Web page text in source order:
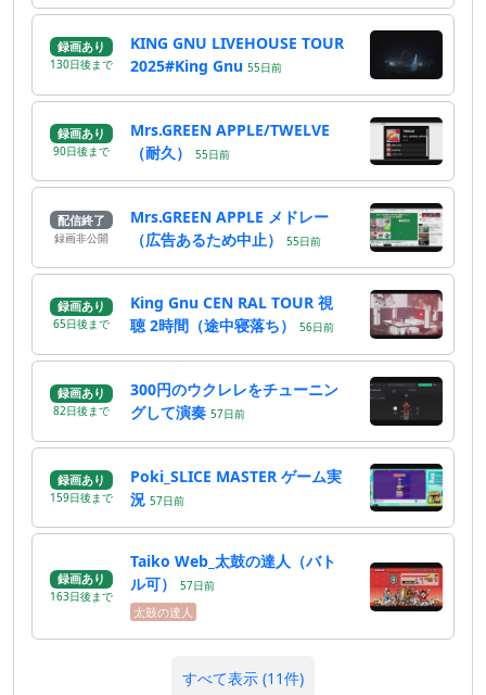
録画あり
130日後 まで
KING GNU LIVEHOUSE TOUR
2025#King Gnu 55日前
録画あり
90日後 まで
Mrs.GREEN APPLE/TWELVE
（耐久）
55日前
配信終了
録画非公開
Mrs.GREEN APPLE メドレー
（広告あるため中止）
55日前
録画あり
65日後 まで
King Gnu CEN RAL TOUR 視
聴 2時間（途中寝落ち）
56日前
録画あり
82日後 まで
300円のウクレレをチューニン
グして演奏 57日前
録画あり
159日後 まで
Poki_SLICE MASTER ゲーム実
況 57日前
録画あり
163日後 まで
Taiko Web_太鼓の達人（バト
ル可）
57日前
太鼓の達人
すべて表示 (11件)